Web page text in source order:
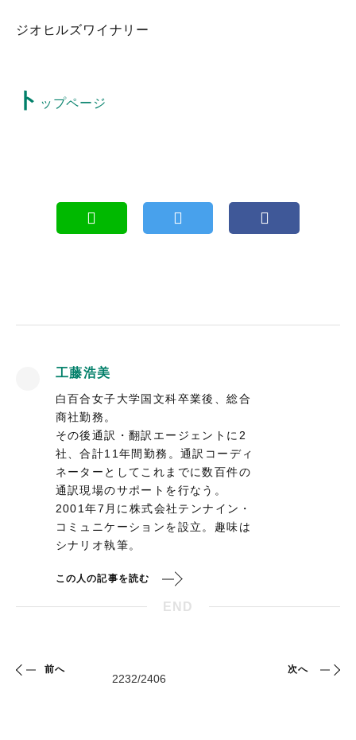
ジオヒルズワイナリー
ト ップページ
工藤浩美
白百合女子大学国文科卒業後、総合
商社勤務。
その後通訳・翻訳エージェントに2
社、合計11年間勤務。通訳コーディ
ネーターとしてこれまでに数百件の
通訳現場のサポートを行なう。
2001年7月に株式会社テンナイン・
コミュニケーションを設立。趣味は
シナリオ執筆。
この人の記事を読む
END
前へ 次へ